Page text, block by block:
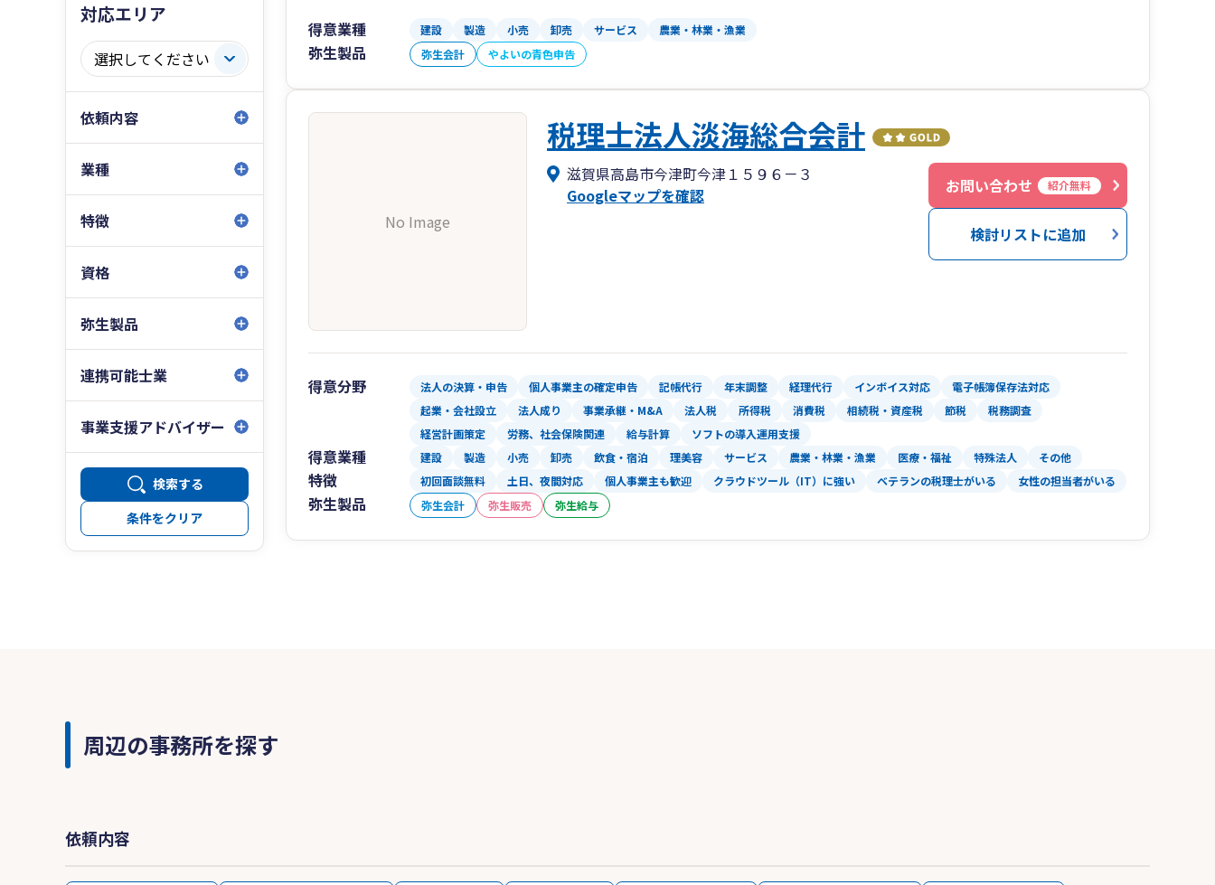
対応エリア
依頼内容
業種
特徴
資格
弥生製品
連携可能士業
事業支援アドバイザー
検索する
条件をクリア
得意業種 建設 製造 小売 卸売 サービス 農業・林業・漁業
弥生製品 弥生会計 やよいの青色申告
No Image
税理士法人淡海総合会計
滋賀県高島市今津町今津１５９６－３
Googleマップを確認
お問い合わせ 紹介無料
検討リストに追加
得意分野 法人の決算・申告 個人事業主の確定申告 記帳代行 年末調整 経理代行 インボイス対応
電子帳簿保存法対応
起業・会社設立
法人成り 事業承継・M&A 法人税 所得税 消費税 相続税・資産税 節税
税務調査
経営計画策定
労務、社会保険関連 給与計算 ソフトの導入運用支援
得意業種 建設 製造 小売 卸売 飲食・宿泊 理美容 サービス 農業・林業・漁業 医療・福祉 特殊法人 その他
特徴 初回面談無料 土日、夜間対応 個人事業主も歓迎 クラウドツール（IT）に強い ベテランの税理士がいる 女性の担当者がいる
弥生製品 弥生会計 弥生販売 弥生給与
周辺の事務所を探す
依頼内容